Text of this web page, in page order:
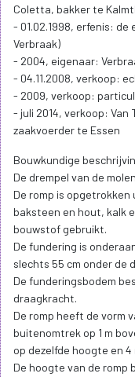
Coletta, bakker te
- 01.02.1998, erfenis:
Verbraak)
- 2004, eigenaar:
- 04.11.2008, verkoop:
- 2009, verkoop:
- juli 2014, verkoop: Van
zaakvoerder te Essen
Bouwkundige
De drempel van de
De romp is
baksteen en hout, kalk
bouwstof gebruikt.
De fundering is
slechts 55 cm onder de
De funderingsbodem
draagkracht.
De romp heeft de vorm
buitenomtrek op 1 m
op dezelfde hoogte en
De hoogte van de romp